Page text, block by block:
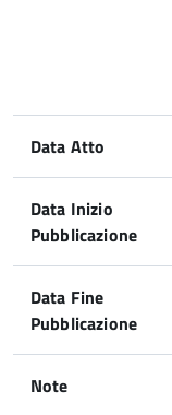
Data Atto
Data Inizio
Pubblicazione
Data Fine
Pubblicazione
Note